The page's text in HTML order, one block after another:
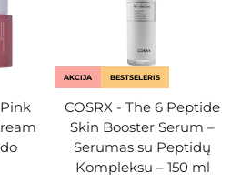
AKCIJA BESTSELERIS
COSRX - The 6 Peptide
Skin Booster Serum –
Serumas su Peptidų
Kompleksu – 150 ml